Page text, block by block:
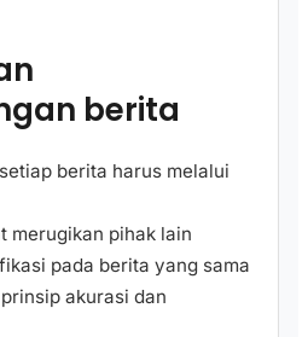
berita
berita harus melalui
merugikan pihak lain
pada berita yang sama
akurasi dan